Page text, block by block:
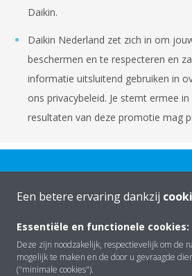
Daikin.
Daikin Nederland zet zich in om
beschermen en te respecteren en
informatie uitsluitend gebruiken in
ons privacybeleid. Je stemt ermee
resultaten van deze promotie mag
Over Daikin
Een betere ervaring dankzij
Essentiële en functionele cookies:
Deze zijn noodzakelijk, respectievelijk om de
mogelijk te maken en de door u gevraagde
("minimale cookies").